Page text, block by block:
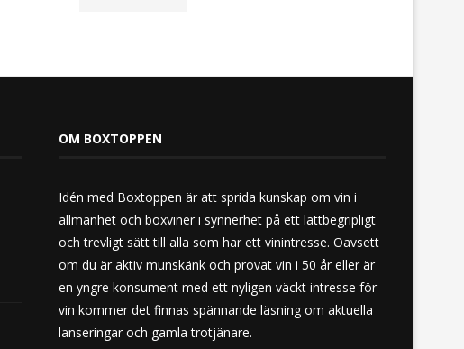
OM BOXTOPPEN
Idén med Boxtoppen är att sprida kunskap om vin i
allmänhet och boxviner i synnerhet på ett lättbegripligt
och trevligt sätt till alla som har ett vinintresse. Oavsett
om du är aktiv munskänk och provat vin i 50 år eller är
en yngre konsument med ett nyligen väckt intresse för
vin kommer det finnas spännande läsning om aktuella
lanseringar och gamla trotjänare.